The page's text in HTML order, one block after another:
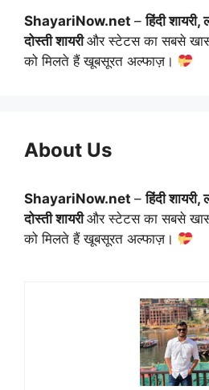
ShayariNow.net –हिंदी शायरी,
दोस्ती शायरीऔर स्टेटस का सबसे
को मिलते हैं खूबसूरत अल्फाज़।
About Us
ShayariNow.net –हिंदी शायरी,
दोस्ती शायरीऔर स्टेटस का सबसे
को मिलते हैं खूबसूरत अल्फाज़।